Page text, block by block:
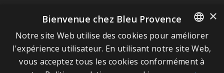
A propos de Bleu Provence
Mentions légales
Conditions de vente
FRENCH
ITALIAN
×
Bienvenue chez Bleu Provence
Notre site Web utilise des cookies pour améliorer
l'expérience utilisateur. En utilisant notre site Web,
vous acceptez tous les cookies conformément à